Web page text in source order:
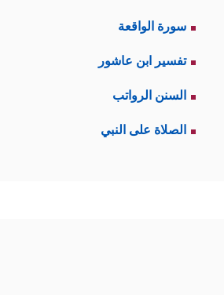
سورة الواقعة
تفسير ابن عاشور
السنن الرواتب
الصلاة على النبي